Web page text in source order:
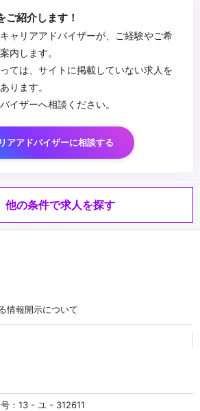
ご紹介します！
ャリアアドバイザーが、ご経験やご希
内します。
ては、サイトに掲載していない求人を
ります。
イザーへ相談ください。
アアドバイザーに相談する
他の条件で求人を探す
情報開示について
：13 - ユ - 312611